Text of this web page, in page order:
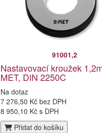
91001,2
Nastavovací kroužek
MET, DIN 2250C
Na dotaz
7 276,50 Kč bez DPH
8 950,10 Kč s DPH
Přidat do košíku